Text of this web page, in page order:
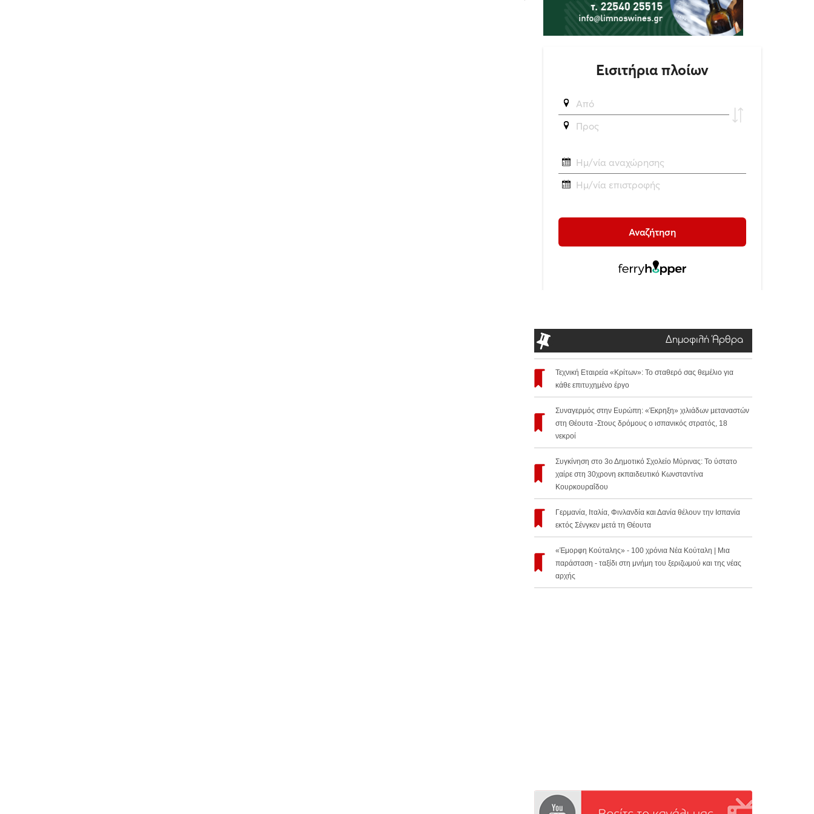
Δημοφιλή Άρθρα
Τεχνική Εταιρεία «Κρίτων»: Το σταθερό σας θεμέλιο για
κάθε επιτυχημένο έργο
Συναγερμός στην Ευρώπη: «Έκρηξη» χιλιάδων μεταναστών
στη Θέουτα -Στους δρόμους ο ισπανικός στρατός, 18
νεκροί
Συγκίνηση στο 3ο Δημοτικό Σχολείο Μύρινας: Το ύστατο
χαίρε στη 30χρονη εκπαιδευτικό Κωνσταντίνα
Κουρκουραΐδου
Γερμανία, Ιταλία, Φινλανδία και Δανία θέλουν την Ισπανία
εκτός Σένγκεν μετά τη Θέουτα
«Έμορφη Κούταλης» - 100 χρόνια Νέα Κούταλη | Μια
παράσταση - ταξίδι στη μνήμη του ξεριζωμού και της νέας
αρχής